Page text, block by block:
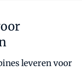
leveren voor